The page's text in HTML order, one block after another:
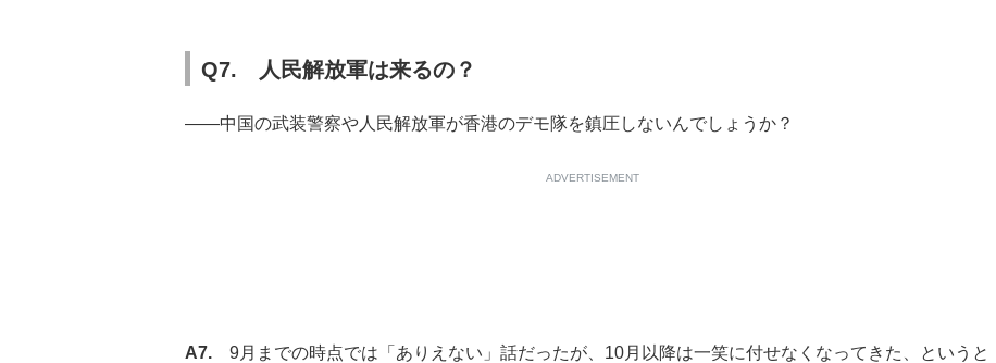
Q7. 人民解放軍は来るの？
――中国の武装警察や人民解放軍が香港のデモ隊を鎮圧しないんでしょうか？
ADVERTISEMENT
A7. 9月までの時点では「ありえない」話だったが、 10月以降は一笑に付せなくなってきた、
というと